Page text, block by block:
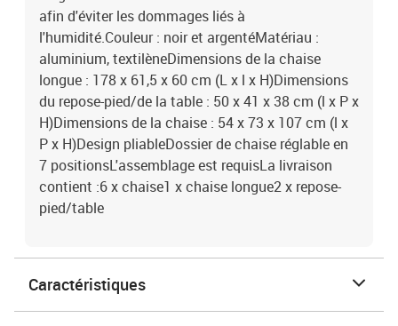
afin d'éviter les dommages liés à
l'humidité.Couleur : noir et argentéMatériau :
aluminium, textilèneDimensions de la chaise
longue : 178 x 61,5 x 60 cm (L x l x H)Dimensions
du repose-pied/de la table : 50 x 41 x 38 cm (l x P x
H)Dimensions de la chaise : 54 x 73 x 107 cm (l x
P x H)Design pliableDossier de chaise réglable en
7 positionsL'assemblage est requisLa livraison
contient :6 x chaise1 x chaise longue2 x repose-
pied/table
Caractéristiques